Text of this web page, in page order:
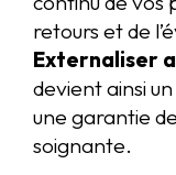
retours et de
Externaliser
devient ainsi
une garantie
soignante.